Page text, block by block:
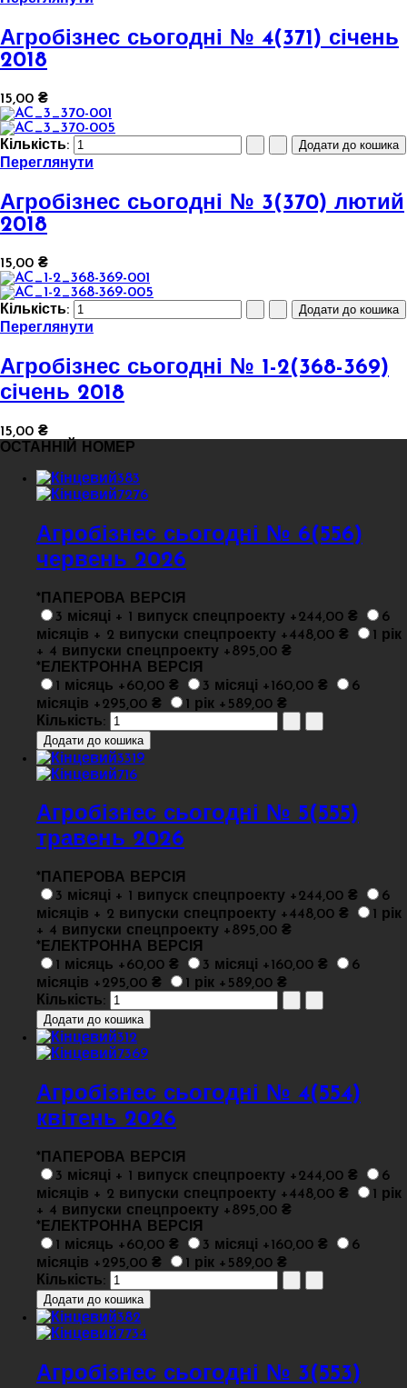
Агробізнес сьогодні № 4(371) січень
2018
15,00 ₴
Кількість:
Переглянути
Агробізнес сьогодні № 3(370) лютий
2018
15,00 ₴
Кількість:
Переглянути
Агробізнес сьогодні № 1-2(368-369)
січень 2018
15,00 ₴
ОСТАННІЙ НОМЕР
Агробізнес сьогодні № 6(556)
червень 2026
* ПАПЕРОВА ВЕРСІЯ
3 місяці + 1 випуск спецпроекту +244,00 ₴
6
місяців + 2 випуски спецпроекту +448,00 ₴
1 рік
+ 4 випуски спецпроекту +895,00 ₴
* ЕЛЕКТРОННА ВЕРСІЯ
1 місяць +60,00 ₴
3 місяці +160,00 ₴
6
місяців +295,00 ₴
1 рік +589,00 ₴
Кількість:
Агробізнес сьогодні № 5(555)
травень 2026
*ПАПЕРОВА ВЕРСІЯ
3 місяці + 1 випуск спецпроекту +244,00 ₴
6
місяців + 2 випуски спецпроекту +448,00 ₴
1 рік
+ 4 випуски спецпроекту +895,00 ₴
*ЕЛЕКТРОННА ВЕРСІЯ
1 місяць +60,00 ₴
3 місяці +160,00 ₴
6
місяців +295,00 ₴
1 рік +589,00 ₴
Кількість:
Агробізнес сьогодні № 4(554)
квітень 2026
* ПАПЕРОВА ВЕРСІЯ
3 місяці + 1 випуск спецпроекту +244,00 ₴
6
місяців + 2 випуски спецпроекту +448,00 ₴
1 рік
+ 4 випуски спецпроекту +895,00 ₴
* ЕЛЕКТРОННА ВЕРСІЯ
1 місяць +60,00 ₴
3 місяці +160,00 ₴
6
місяців +295,00 ₴
1 рік +589,00 ₴
Кількість:
Агробізнес сьогодні № 3(553)